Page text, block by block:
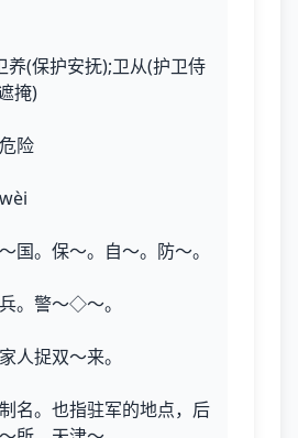
养(保护安抚);卫从(护卫侍
掩)
险
国。保～。自～。防～。
。警～◇～。
人捉双～来。
名。也指驻军的地点，后